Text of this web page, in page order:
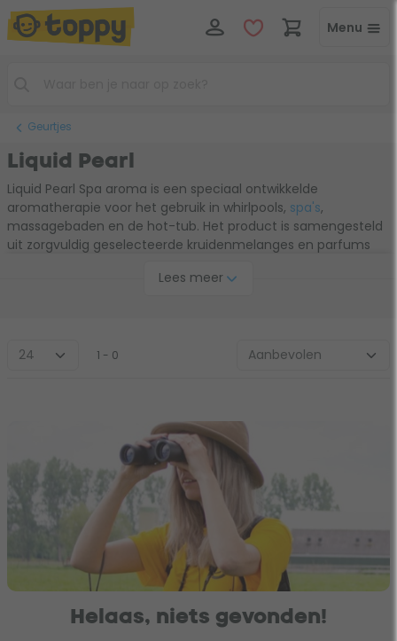
Menu
Geurtjes
Liquid Pearl
Liquid Pearl Spa aroma is een speciaal ontwikkelde
aromatherapie voor het gebruik in whirlpools, spa's,
massagebaden en de hot-tub. Het product is samengesteld
uit zorgvuldig geselecteerde kruidenmelanges en parfums
lost volledig op in het badwater. Het product is niet vettig en
huid en inhalatie stimuleert.
Lees meer
1 - 0
Helaas, niets gevonden!